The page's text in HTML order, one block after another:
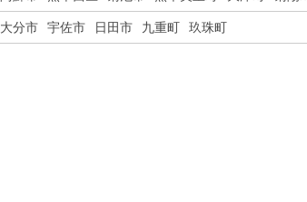
大分市 宇佐市 日田市 九重町 玖珠町